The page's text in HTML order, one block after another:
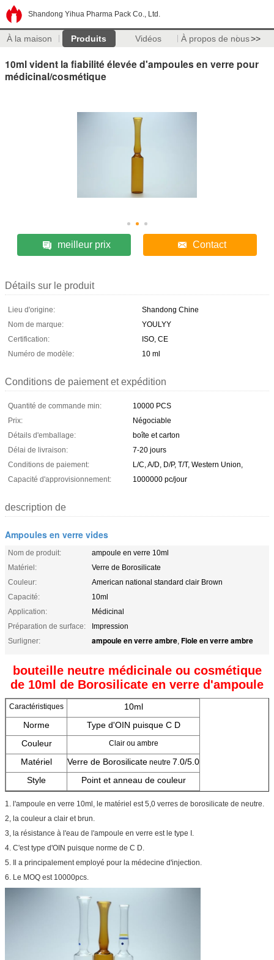
Shandong Yihua Pharma Pack Co., Ltd.
À la maison Produits Vidéos À propos de nous>>
10ml vident la fiabilité élevée d'ampoules en verre pour
médicinal/cosmétique
meilleur prix Contact
Détails sur le produit
Lieu d'origine:
Shandong Chine
Nom de marque:
YOULYY
Certification:
ISO, CE
Numéro de modèle:
10 ml
Conditions de paiement et expédition
Quantité de commande min:
10000 PCS
Prix:
Négociable
Détails d'emballage:
boîte et carton
Délai de livraison:
7-20 jours
Conditions de paiement:
L/C, A/D, D/P, T/T, Western Union,
Capacité d'approvisionnement:
1000000 pc/jour
description de
Ampoules en verre vides
Nom de produit:
ampoule en verre 10ml
Matériel:
Verre de Borosilicate
Couleur:
American national standard clair Brown
Capacité:
10ml
Application:
Médicinal
Préparation de surface:
Impression
Surligner:
ampoule en verre ambre, Fiole en verre ambre
bouteille neutre médicinale ou cosmétique
de 10ml de Borosilicate en verre d'ampoule
Caractéristiques
10ml
Norme
Type d'OIN puisque C D
Couleur
Clair ou ambre
Matériel Verre de Borosilicate neutre 7.0/5.0
Style
Point et anneau de couleur
1. l'ampoule en verre 10ml, le matériel est 5,0 verres de borosilicate de neutre.
2, la couleur a clair et brun.
3, la résistance à l'eau de l'ampoule en verre est le type I.
4. C'est type d'OIN puisque norme de C D.
5. Il a principalement employé pour la médecine d'injection.
6. Le MOQ est 10000pcs.